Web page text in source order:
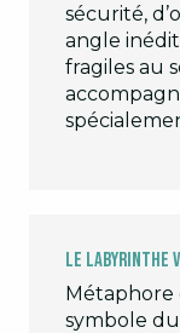
sécurité,
angle
fragiles au
Le labyrinthe
Métaphore
symbole